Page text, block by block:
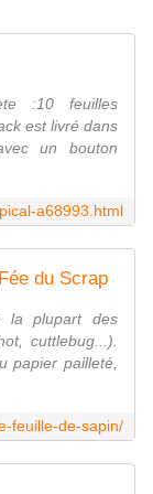
:10 feuilles
est livré dans
un bouton
a68993.html
du Scrap
la plupart des
cuttlebug...).
papier pailleté,
feuille-de-sapin/